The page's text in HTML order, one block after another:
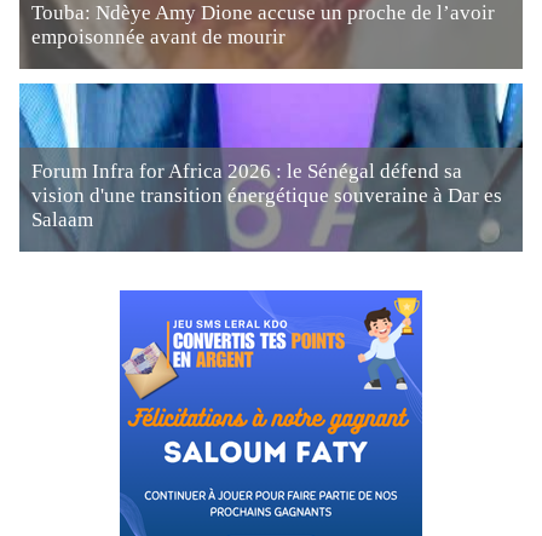
Touba: Ndèye Amy Dione accuse un proche de l’avoir
empoisonnée avant de mourir
Forum Infra for Africa 2026 : le Sénégal défend sa
vision d'une transition énergétique souveraine à Dar es
Salaam